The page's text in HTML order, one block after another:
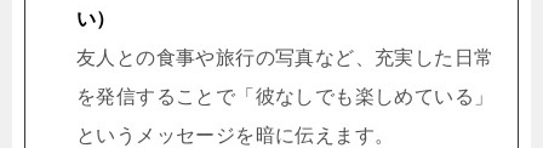
い）
友人との食事や旅行の写真など、充実した日常
を発信することで「彼なしでも楽しめている」
というメッセージを暗に伝えます。